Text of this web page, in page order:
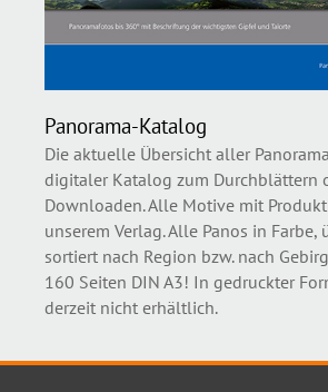
Panorama-Katalog
Die aktuelle Übersicht aller
digitaler Katalog zum Durchblättern
Downloaden. Alle Motive mit
unserem Verlag. Alle Panos in Farbe,
sortiert nach Region bzw. nach
160 Seiten DIN A3! In gedruckter
derzeit nicht erhältlich.